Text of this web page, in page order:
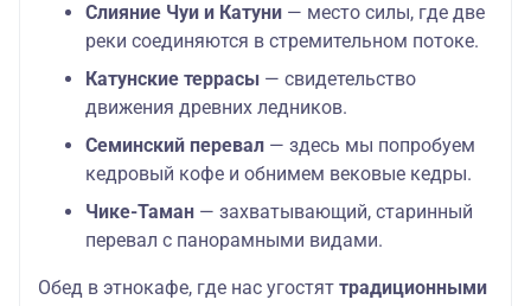
Слияние Чуи и Катуни — место силы, где две
реки соединяются в стремительном потоке.
Катунские террасы — свидетельство
движения древних ледников.
Семинский перевал — здесь мы попробуем
кедровый кофе и обнимем вековые кедры.
Чике-Таман — захватывающий, старинный
перевал с панорамными видами.
Обед в этнокафе, где нас угостят традиционными